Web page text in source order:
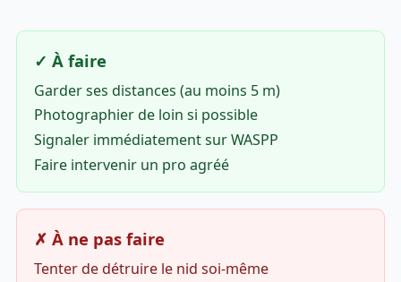
✓ À faire
Garder ses distances (au moins 5 m)
Photographier de loin si possible
Signaler immédiatement sur WASPP
Faire intervenir un pro agréé
✗ À ne pas faire
Tenter de détruire le nid soi-même